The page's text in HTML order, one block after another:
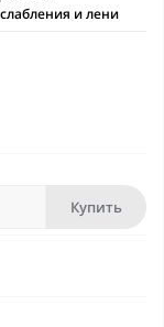
и лени
Купить